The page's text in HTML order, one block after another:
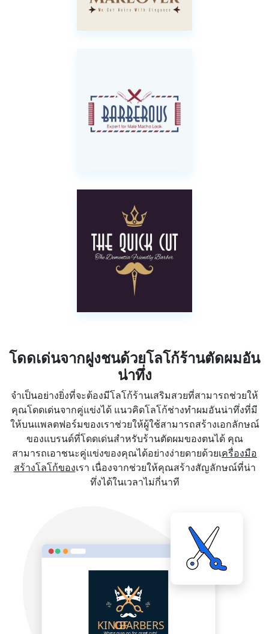
โดดเด่นจากฝูงชนด้วยโลโก้ร้านตัดผมอัน
น่าทึ่ง
จำเป็นอย่างยิ่งที่จะต้องมีโลโก้ร้านเสริมสวยที่สามารถช่วยให้
คุณโดดเด่นจากคู่แข่งได้ แนวคิดโลโก้ช่างทำผมอันน่าทึ่งที่มี
ให้บนแพลตฟอร์มของเราช่วยให้ผู้ใช้สามารถสร้างเอกลักษณ์
ของแบรนด์ที่โดดเด่นสำหรับร้านตัดผมของตนได้ คุณ
สามารถเอาชนะคู่แข่งของคุณได้อย่างง่ายดายด้วยเครื่องมือ
สร้างโลโก้ของเรา เนื่องจากช่วยให้คุณสร้างสัญลักษณ์ที่น่า
ทึ่งได้ในเวลาไม่กี่นาที